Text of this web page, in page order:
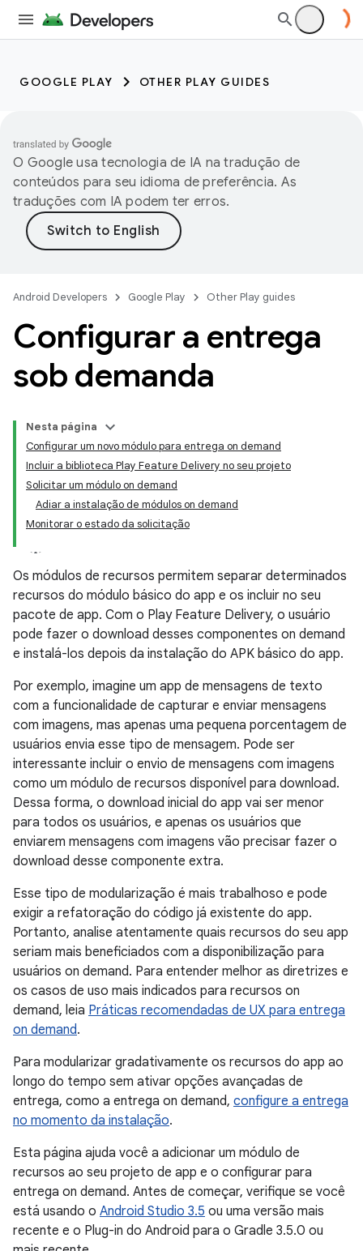
GOOGLE PLAY OTHER PLAY GUIDES
O Google usa tecnologia de IA na tradução de
conteúdos para seu idioma de preferência. As
traduções com IA podem ter erros.
Android Developers Google Play Other Play guides
Configurar a entrega
sob demanda
Nesta página
Configurar um novo módulo para entrega on demand
Incluir a biblioteca Play Feature Delivery no seu projeto
Solicitar um módulo on demand
Adiar a instalação de módulos on demand
Monitorar o estado da solicitação
Os módulos de recursos permitem separar determinados
recursos do módulo básico do app e os incluir no seu
pacote de app. Com o Play Feature Delivery, o usuário
pode fazer o download desses componentes on demand
e instalá-los depois da instalação do APK básico do app.
Por exemplo, imagine um app de mensagens de texto
com a funcionalidade de capturar e enviar mensagens
com imagens, mas apenas uma pequena porcentagem de
usuários envia esse tipo de mensagem. Pode ser
interessante incluir o envio de mensagens com imagens
como um módulo de recursos disponível para download.
Dessa forma, o download inicial do app vai ser menor
para todos os usuários, e apenas os usuários que
enviarem mensagens com imagens vão precisar fazer o
download desse componente extra.
Esse tipo de modularização é mais trabalhoso e pode
exigir a refatoração do código já existente do app.
Portanto, analise atentamente quais recursos do seu app
seriam mais beneficiados com a disponibilização para
usuários on demand. Para entender melhor as diretrizes e
os casos de uso mais indicados para recursos on
demand, leia Práticas recomendadas de UX para entrega
on demand.
Para modularizar gradativamente os recursos do app ao
longo do tempo sem ativar opções avançadas de
entrega, como a entrega on demand, configure a entrega
no momento da instalação.
Esta página ajuda você a adicionar um módulo de
recursos ao seu projeto de app e o configurar para
entrega on demand. Antes de começar, verifique se você
está usando o Android Studio 3.5 ou uma versão mais
recente e o Plug-in do Android para o Gradle 3.5.0 ou